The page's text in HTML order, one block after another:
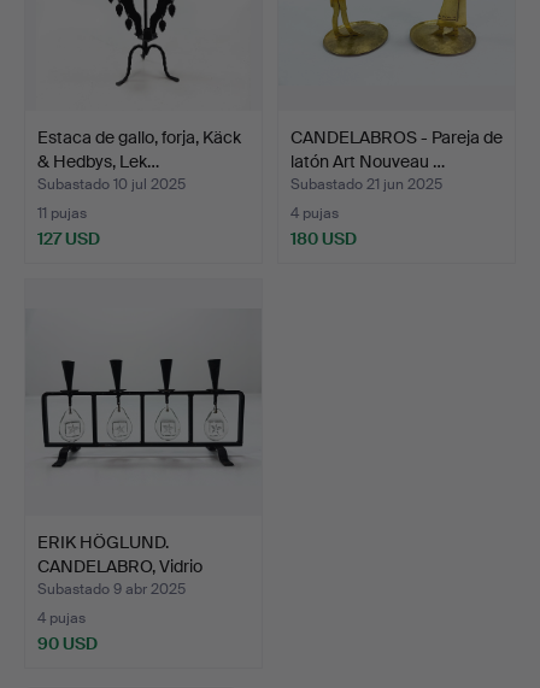
Estaca de gallo, forja, Käck
& Hedbys, Lek…
Subastado 10 jul 2025
11 pujas
127 USD
CANDELABROS - Pareja de
latón Art Nouveau …
Subastado 21 jun 2025
4 pujas
180 USD
ERIK HÖGLUND.
CANDELABRO, Vidrio
forjado B…
Subastado 9 abr 2025
4 pujas
90 USD